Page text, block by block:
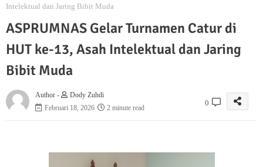
Intelektual dan Jaring Bibit Muda
ASPRUMNAS Gelar Turnamen Catur di
HUT ke-13, Asah Intelektual dan Jaring
Bibit Muda
Author -
Dody Zuhdi
Februari 18, 2026
2 minute read
0